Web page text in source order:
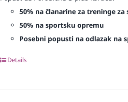
50% na članarine za treninge
50% na sportsku opremu
Posebni popusti na odlazak na
Details